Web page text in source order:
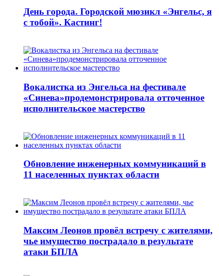
День города. Городской мюзикл «Энгельс, я
с тобой». Кастинг!
Вокалистка из Энгельса на фестивале
«Синева»продемонстрировала отточенное
исполнительское мастерство
Обновление инженерных коммуникаций в
11 населенных пунктах области
Максим Леонов провёл встречу с жителями,
чье имущество пострадало в результате
атаки БПЛА